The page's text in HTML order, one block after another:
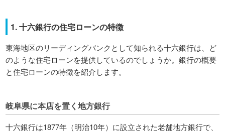
1. 十六銀行の住宅ローンの特徴
東海地区のリーディングバンクとして知られる十六銀行は、ど
のような住宅ローンを提供しているのでしょうか。銀行の概要
と住宅ローンの特徴を紹介します。
岐阜県に本店を置く地方銀行
十六銀行は1877年（明治10年）に設立された老舗地方銀行で、